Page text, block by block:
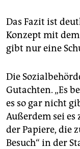
Das Fazit ist
Konzept mit
gibt nur eine
Die
Gutachten. „Es
es so gar nicht
Außerdem sei es
der Papiere, die
Besuch“ in der